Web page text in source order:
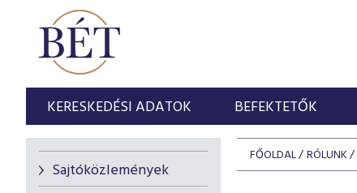
KERESKEDÉSI ADATOK BEFEKTETŐK
Sajtóközlemények
FŐOLDAL RÓLUNK